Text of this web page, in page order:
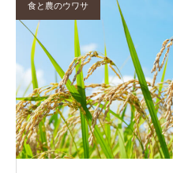
食と農のウワサ